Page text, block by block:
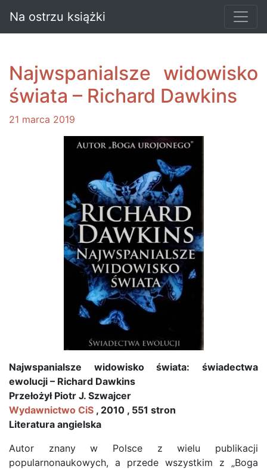
Na ostrzu książki
Najwspanialsze widowisko
świata – Richard Dawkins
21 marca 2019
Najwspanialsze widowisko świata: świadectwa
ewolucji – Richard Dawkins
Przełożył Piotr J. Szwajcer
Wydawnictwo CiS , 2010 , 551 stron
Literatura angielska
Autor znany w Polsce z wielu publikacji
popularnonaukowych, a przede wszystkim z „Boga